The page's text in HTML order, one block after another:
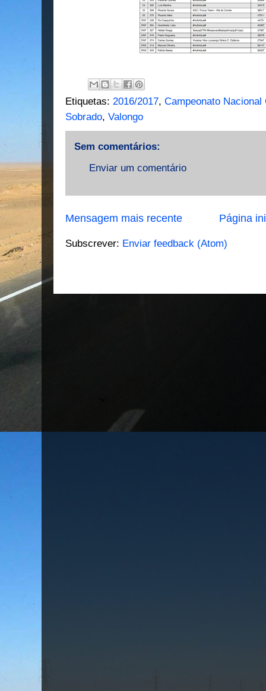
Etiquetas: 2016/2017, Campeonato
Sobrado, Valongo
Sem comentários:
Enviar um comentário
Mensagem mais recente Página
Subscrever: Enviar feedback (Atom)